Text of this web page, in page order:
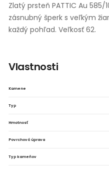
Zlatý prsteň PATTIC Au 585/
zásnubný šperk s veľkým
každý pohľad. Veľkosť 62.
Vlastnosti
Kamene
Typ
Hmotnosť
Povrchová úprava
Typ kameňov